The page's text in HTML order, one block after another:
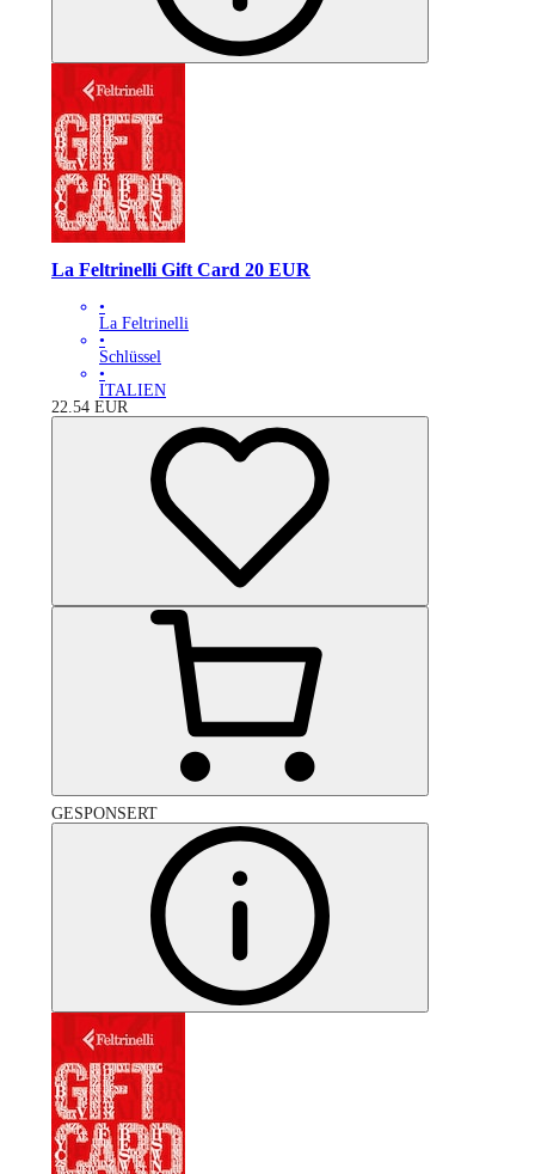
La Feltrinelli Gift Card 20 EUR
•
La Feltrinelli
•
Schlüssel
•
ITALIEN
22.54 EUR
GESPONSERT